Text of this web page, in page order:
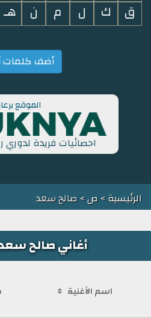
ق
ك ل م ن هـ
أضف كلمات
الموقع
احصائيات فريدة
الرئيسية> ص> صالح سعد
أغاني صالح سعد: (2
اسم الأغنية